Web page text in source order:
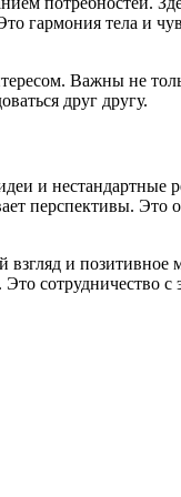
гармония тела и
Важны не
друг другу.
и нестандартные
перспективы. Это
взгляд и
сотрудничество с